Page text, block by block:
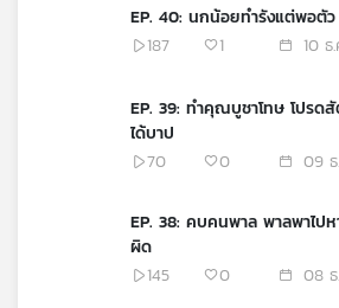
EP. 40: นกน้อยทำรังแต่พอตัว
187
1 10 ธ
EP. 39: ทำคุณบูชาโทษ โปรด
ได้บาป
70
0 09
EP. 38: คบคนพาล พาลพาไปห
ผิด
145
0 08